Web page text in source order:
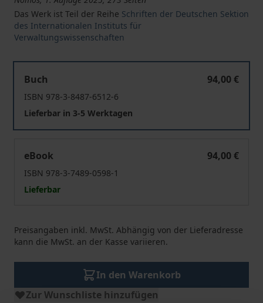
Das Werk ist Teil der Reihe Schriften der Deutschen Sektion
des Internationalen Instituts für
Verwaltungswissenschaften
Buch
94,00 €
ISBN 978-3-8487-6512-6
Lieferbar in 3-5 Werktagen
eBook
94,00 €
ISBN 978-3-7489-0598-1
Lieferbar
Preisangaben inkl. MwSt. Abhängig von der Lieferadresse
kann die MwSt. an der Kasse variieren.
In den Warenkorb
Zur Wunschliste hinzufügen